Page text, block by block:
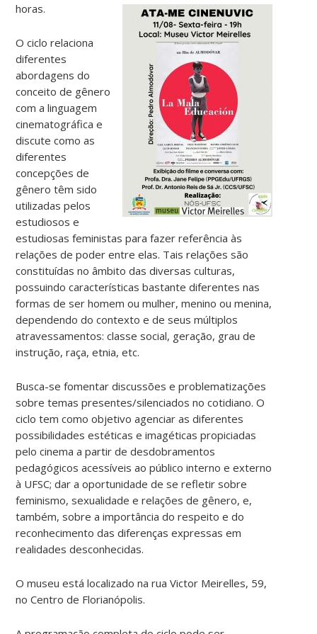
horas.
O ciclo relaciona
diferentes
abordagens do
conceito de gênero
com a linguagem
cinematográfica e
discute como as
diferentes
concepções de
gênero têm sido
utilizadas pelos
estudiosos e
estudiosas feministas para fazer referência às
relações de poder entre elas. Tais relações são
constituídas no âmbito das diversas culturas,
possuindo características bastante diferentes nas
formas de ser homem ou mulher, menino ou menina,
dependendo do contexto e de seus múltiplos
atravessamentos: classe social, geração, grau de
instrução, raça, etnia, etc.
Busca-se fomentar discussões e problematizações
sobre temas presentes/silenciados no cotidiano. O
ciclo tem como objetivo agenciar as diferentes
possibilidades estéticas e imagéticas propiciadas
pelo cinema a partir de desdobramentos
pedagógicos acessíveis ao público interno e externo
à UFSC; dar a oportunidade de se refletir sobre
feminismo, sexualidade e relações de gênero, e,
também, sobre a importância do respeito e do
reconhecimento das diferenças expressas em
realidades desconhecidas.
O museu está localizado na rua Victor Meirelles, 59,
no Centro de Florianópolis.